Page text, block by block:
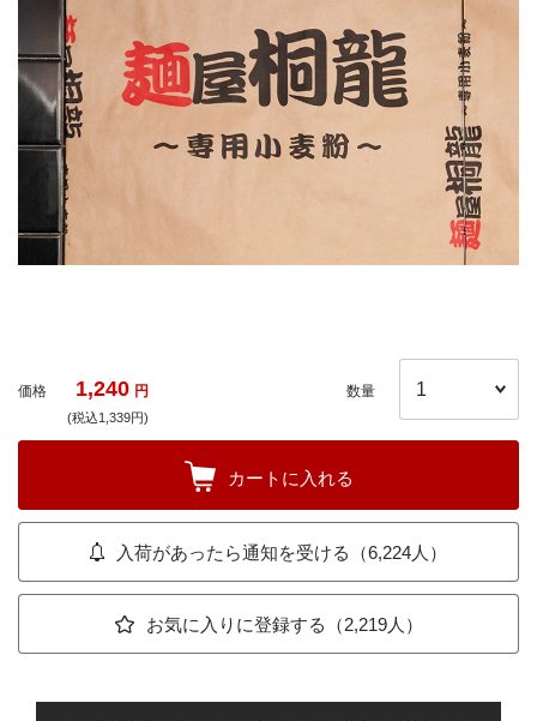
価格 1,240 円
(税込1,339円)
数量
カートに入れる
入荷があったら通知を受ける（6,224人）
お気に入りに登録する（2,219人）